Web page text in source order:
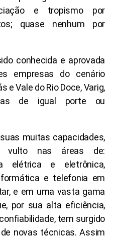
e tropismo por
quase nenhum por
conhecida e aprovada
empresas do cenário
e Vale do Rio Doce, Varig,
de igual porte ou
muitas capacidades,
nas áreas de:
elétrica e eletrônica,
e telefonia em
e em uma vasta gama
por sua alta eficiência,
tem surgido
novas técnicas. Assim